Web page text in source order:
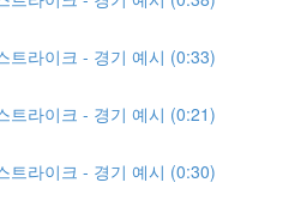
트라이크 - 경기 예시 (0:33)
트라이크 - 경기 예시 (0:21)
트라이크 - 경기 예시 (0:30)